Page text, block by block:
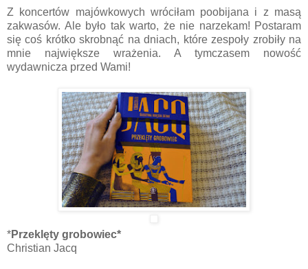
Z koncertów majówkowych wróciłam poobijana i z masą
zakwasów. Ale było tak warto, że nie narzekam! Postaram
się coś krótko skrobnąć na dniach, które zespoły zrobiły na
mnie największe wrażenia. A tymczasem nowość
wydawnicza przed Wami!
*Przeklęty grobowiec*
Christian Jacq